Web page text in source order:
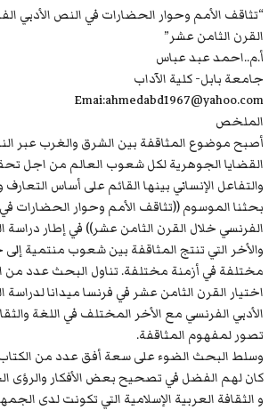
“تثاقف الأمم وحوار الحضارات في النص الأدبي
القرن الثامن عشر”
أ.م..احمد عبد عباس
جامعة بابل- كلية الآداب
Emai:ahmedabd1967@yahoo.com
الملخص
أصبح موضوع المثاقفة بين الشرق والغرب عبر
القضايا الجوهرية لكل شعوب العالم من اجل
والتفاعل الإنساني بينها القائم على أساس التعارف
بحثنا الموسوم ((تثاقف الأمم وحوار الحضارات
الفرنسي خلال القرن الثامن عشر)) في إطار دراسة
والأخر التي تنتج المثاقفة بين شعوب منتمية
مختلفة في أزمنة مختلفة. تناول البحث عدد من
اختيار القرن الثامن عشر في فرنسا ميدانا لدراسة
الأدبي الفرنسي مع الأخر المختلف في اللغة
تصور لمفهوم المثاقفة.
وسلط البحث الضوء على سعة أفق عدد من الكتاب
كان لهم الفضل في تصحيح بعض الأفكار والرؤى
و الثقافة العربية الإسلامية التي تكونت لدى